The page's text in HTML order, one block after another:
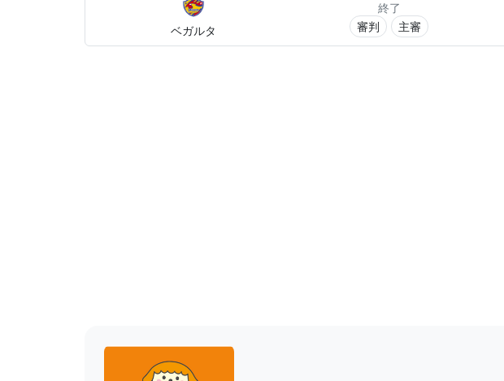
ベガルタ
終了
審判
主審